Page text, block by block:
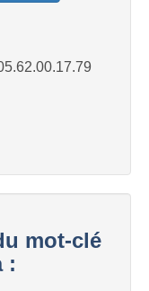
mot-clé
: